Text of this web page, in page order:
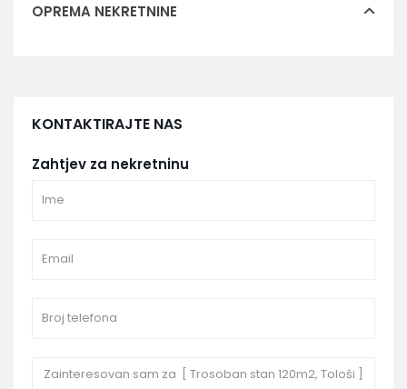
OPREMA NEKRETNINE
KONTAKTIRAJTE NAS
Zahtjev za nekretninu